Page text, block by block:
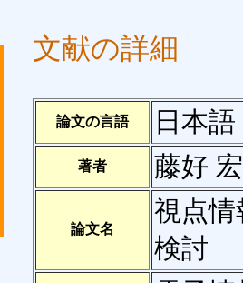
文献の詳細
論文の言語 日本語
著者 藤好
論文名
視点
検討